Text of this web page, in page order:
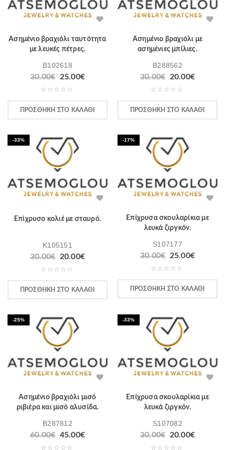
Ασημένιο βραχιόλι ταυτότητα
με λευκές πέτρες.
B102618
30.00€
Original
price
30.00€.
25.00€
είναι:
ΠΡΟΣΘΉΚΗ ΣΤΟ ΚΑΛΆΘΙ
Ασημένιο βραχιόλι με
ασημένιες μπίλιες.
B288562
30.00€
Original
price
30.00€.
20.00€
είναι:
ΠΡΟΣΘΉΚΗ ΣΤΟ ΚΑΛΆΘΙ
-33%
Επίχρυσο κολιέ με σταυρό.
K105151
30.00€
Original
price
30.00€.
20.00€
είναι:
ΠΡΟΣΘΉΚΗ ΣΤΟ ΚΑΛΆΘΙ
-17%
Επίχρυσα σκουλαρίκια με
λευκά ζιργκόν.
S107177
30.00€
Original
price
30.00€.
25.00€
είναι:
ΠΡΟΣΘΉΚΗ ΣΤΟ ΚΑΛΆΘΙ
-25%
Ασημένιο βραχιόλι μισό
ριβιέρα και μισό αλυσίδα.
B287812
60.00€ Original
price
45.00€
-33%
Επίχρυσα σκουλαρίκια με
λευκά ζιργκόν.
S107082
30.00€
Original
price
20.00€